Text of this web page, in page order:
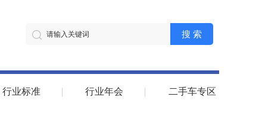
搜 索
行业标准 行业年会 二手车专区